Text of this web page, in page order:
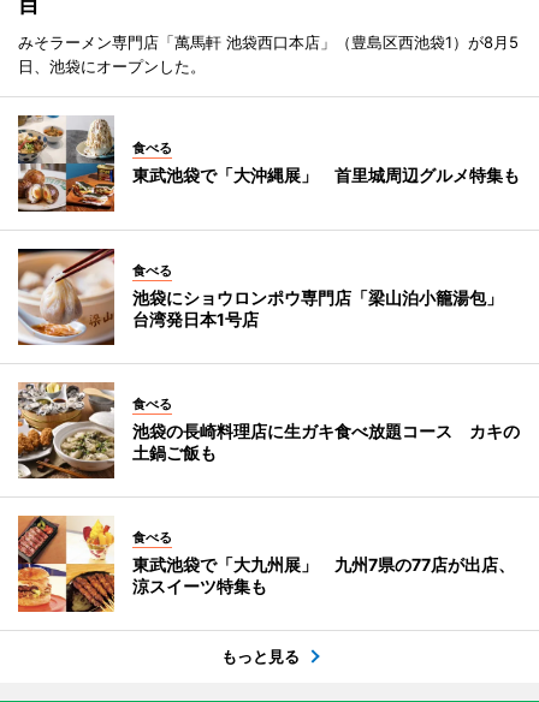
みそラーメン専門店「萬馬軒 池袋西口本店」（豊島区西池袋1）が8月5
日、池袋にオープンした。
食べる
東武池袋で「大沖縄展」 首里城周辺グルメ特集も
食べる
池袋にショウロンポウ専門店「梁山泊小籠湯包」
台湾発日本1号店
食べる
池袋の長崎料理店に生ガキ食べ放題コース カキの
土鍋ご飯も
食べる
東武池袋で「大九州展」 九州7県の77店が出店、
涼スイーツ特集も
もっと見る